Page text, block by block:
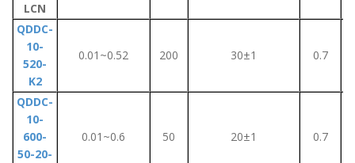
LCN
QDDC-
10-
520-
K2
0.01~0.52 200 30±1 0.7
QDDC-
10-
600-
50-20-
0.01~0.6 50 20±1 0.7